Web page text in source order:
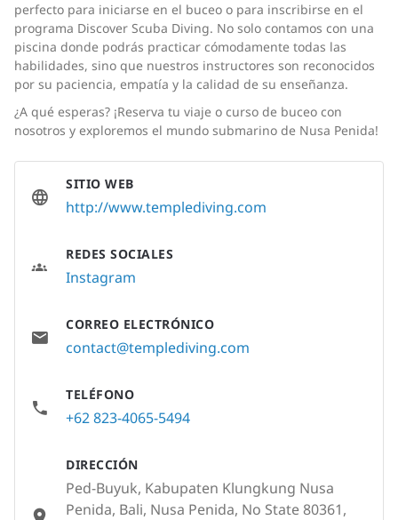
perfecto para iniciarse en el buceo o para inscribirse en el
programa Discover Scuba Diving. No solo contamos con una
piscina donde podrás practicar cómodamente todas las
habilidades, sino que nuestros instructores son reconocidos
por su paciencia, empatía y la calidad de su enseñanza.
¿A qué esperas? ¡Reserva tu viaje o curso de buceo con
nosotros y exploremos el mundo submarino de Nusa Penida!
SITIO WEB
http://www.templediving.com
REDES SOCIALES
Instagram
CORREO ELECTRÓNICO
contact@templediving.com
TELÉFONO
+62 823-4065-5494
DIRECCIÓN
Ped-Buyuk, Kabupaten Klungkung Nusa
Penida, Bali, Nusa Penida, No State 80361,